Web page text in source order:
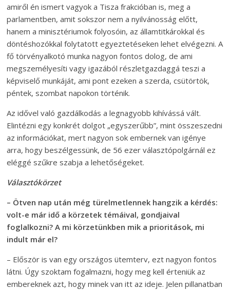
amiről én ismert vagyok a Tisza frakcióban is, meg a
parlamentben, amit sokszor nem a nyilvánosság előtt,
hanem a minisztériumok folyosóin, az államtitkárokkal és
döntéshozókkal folytatott egyeztetéseken lehet elvégezni. A
fő törvényalkotó munka nagyon fontos dolog, de ami
megszemélyesíti vagy igazából részletgazdaggá teszi a
képviselő munkáját, ami pont ezeken a szerda, csütörtök,
péntek, szombat napokon történik.
Az idővel való gazdálkodás a legnagyobb kihívássá vált.
Elintézni egy konkrét dolgot „egyszerűbb”, mint összeszedni
az információkat, mert nagyon sok embernek van igénye
arra, hogy beszélgessünk, de 56 ezer választópolgárnál ez
eléggé szűkre szabja a lehetőségeket.
Választókörzet
– Ötven nap után még türelmetlennek hangzik a kérdés:
volt-e már idő a körzetek témáival, gondjaival
foglalkozni? A mi körzetünkben mik a prioritások, mi
indult már el?
– Először is van egy országos ütemterv, ezt nagyon fontos
látni. Úgy szoktam fogalmazni, hogy meg kell érteniük az
embereknek azt, hogy minek van itt az ideje. Jelen pillanatban